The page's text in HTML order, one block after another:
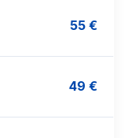
55 €
49 €